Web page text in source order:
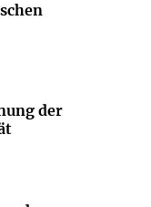
der